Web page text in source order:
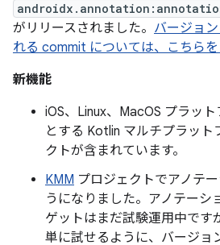
がリリースされました。 バージョ
れる commit については、こちら
新機能
iOS、Linux、MacOS プラッ
とする Kotlin マルチプラット
クトが含まれています。
KMM プロジェクトでアノテ
うになりました。アノテーシ
ゲットはまだ試験運用中です
単に試せるように、バージョ